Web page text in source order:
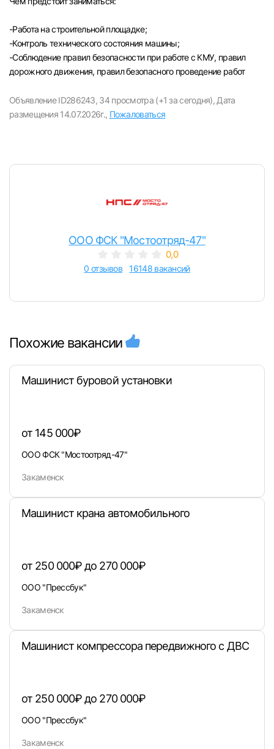
Вход в личный кабинет
E-mail или Телефон
-Paбота на строительной площадке;
-Контроль технического состояния машины;
-Соблюдение правил безопасности при работе с КМУ, правил
дорожного движения, правил безопасного проведение работ
Объявление ID286243, 34 просмотра (+1 за сегодня), Дата
размещения 14.07.2026г., Пожаловаться
ООО ФСК "Мостоотряд-47"
0,0
0 отзывов 16148 вакансий
Похожие вакансии
Машинист буровой установки
от 145 000₽
ООО ФСК "Мостоотряд-47"
Закаменск
Машинист крана автомобильного
от 250 000₽ до 270 000₽
ООО "Прессбук"
Закаменск
Машинист компрессора передвижного с ДВС
от 250 000₽ до 270 000₽
ООО "Прессбук"
Закаменск